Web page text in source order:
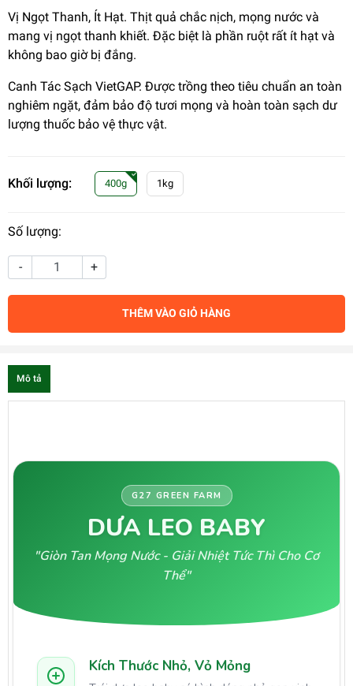
Vị Ngọt Thanh, Ít Hạt. Thịt quả chắc nịch, mọng nước và
mang vị ngọt thanh khiết. Đặc biệt là phần ruột rất ít hạt và
không bao giờ bị đắng.
Canh Tác Sạch VietGAP. Được trồng theo tiêu chuẩn an toàn
nghiêm ngặt, đảm bảo độ tươi mọng và hoàn toàn sạch dư
lượng thuốc bảo vệ thực vật.
Khối lượng: 400g 1kg
Số lượng:
- +
THÊM VÀO GIỎ HÀNG
Mô tả
G27 GREEN FARM
DƯA LEO BABY
"Giòn Tan Mọng Nước - Giải Nhiệt Tức Thì Cho Cơ
Thể"
Kích Thước Nhỏ, Vỏ Mỏng